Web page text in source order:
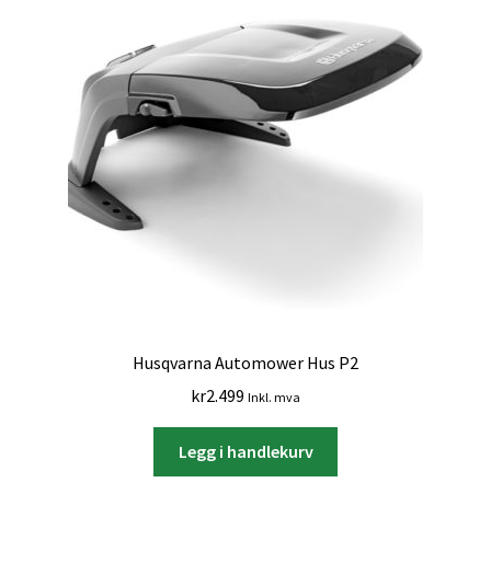
Husqvarna Automower Hus P2
kr2.499 Inkl. mva
Legg i handlekurv